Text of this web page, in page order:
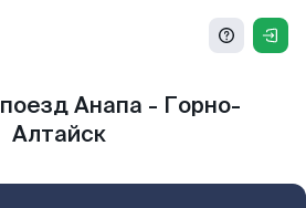
Анапа - Горно-
Алтайск